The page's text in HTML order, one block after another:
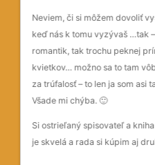
original neurobila nic. Nedalo
Som na teba taka hrda.